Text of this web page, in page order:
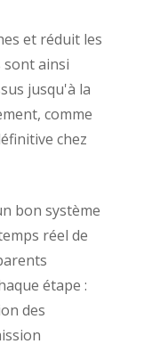
et réduit les
sont ainsi
jusqu'à la
comme
chez
bon système
réel de
étape :
des